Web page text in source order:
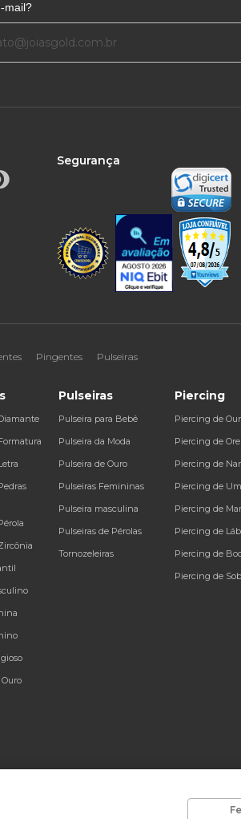
mail?
Segurança
Pingentes Pulseiras
Pulseiras
Pulseira para Bebê
Pulseira da Moda
Pulseira de Ouro
Pulseiras Femininas
Pulseira masculina
Pulseiras de Pérolas
Tornozeleiras
Piercing
Piercing de
Piercing de
Piercing de
Piercing de
Piercing de
Piercing de
Piercing de
Piercing de
de dados do comprador. Copyright ©